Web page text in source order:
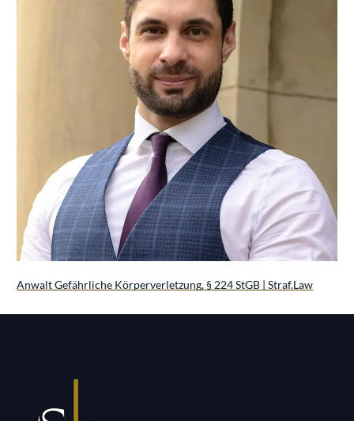
Anwalt Gefährliche Körperverletzung, § 224 StGB | Straf.Law